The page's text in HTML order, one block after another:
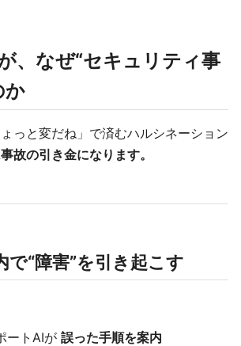
、なぜ“セキュリティ事
か
っと変だね」で済むハルシネーション
故の引き金になります。
“障害”を引き起こす
ートAIが 誤った手順を案内